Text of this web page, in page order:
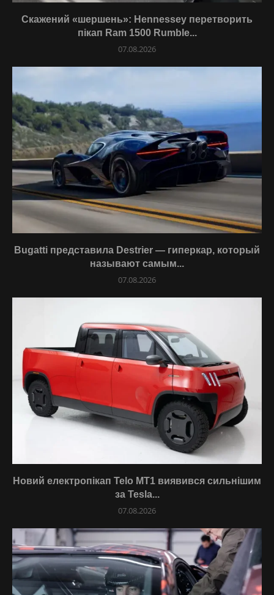
Скажений «шершень»: Hennessey перетворить
пікап Ram 1500 Rumble...
07.08.2026
Bugatti представила Destrier — гиперкар, который
называют самым...
07.08.2026
Новий електропікап Telo MT1 виявився сильнішим
за Tesla...
07.08.2026